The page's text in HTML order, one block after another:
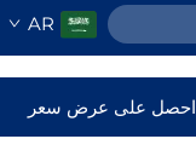
AR
احصل على عرض سعر